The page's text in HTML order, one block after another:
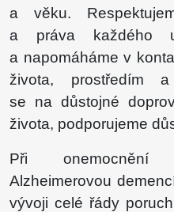
a věku.
a práva každého
a napomáháme v
života, prostředím
se na důstojné
života, podporujeme
Při onemocnění
Alzheimerovou
vývoji celé řády